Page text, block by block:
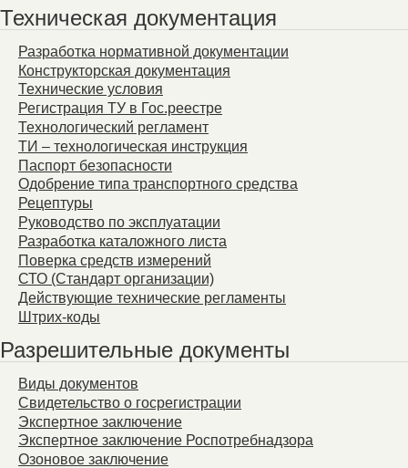
Техническая документация
Разработка нормативной документации
Конструкторская документация
Технические условия
Регистрация ТУ в Гос.реестре
Технологический регламент
ТИ – технологическая инструкция
Паспорт безопасности
Одобрение типа транспортного средства
Рецептуры
Руководство по эксплуатации
Разработка каталожного листа
Поверка средств измерений
СТО (Стандарт организации)
Действующие технические регламенты
Штрих-коды
Разрешительные документы
Виды документов
Свидетельство о госрегистрации
Экспертное заключение
Экспертное заключение Роспотребнадзора
Озоновое заключение